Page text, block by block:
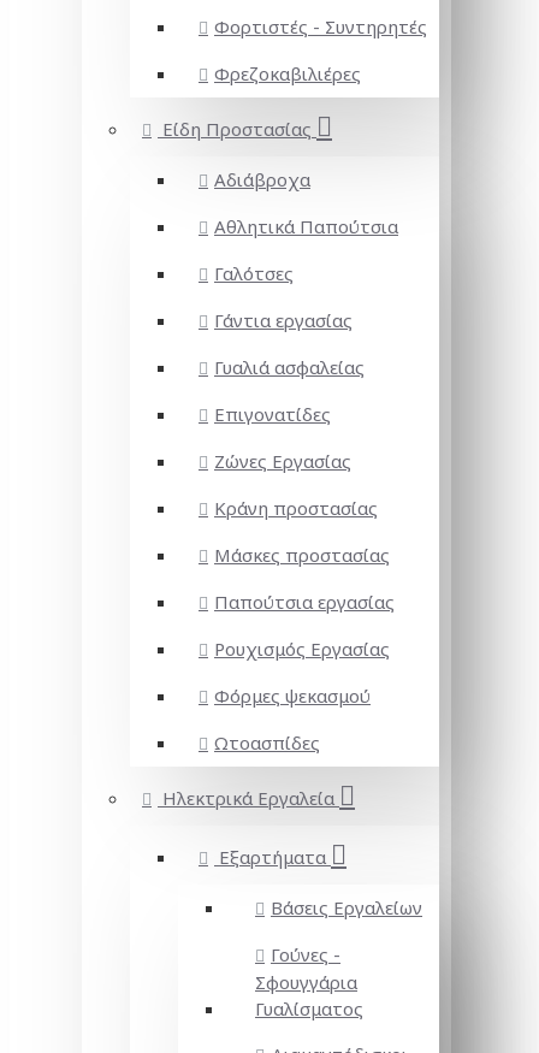
Φορτιστές - Συντηρητές
Φρεζοκαβιλιέρες
Είδη Προστασίας
Αδιάβροχα
Αθλητικά Παπούτσια
Γαλότσες
Γάντια εργασίας
Γυαλιά ασφαλείας
Επιγονατίδες
Ζώνες Εργασίας
Κράνη προστασίας
Μάσκες προστασίας
Παπούτσια εργασίας
Ρουχισμός Εργασίας
Φόρμες ψεκασμού
Ωτοασπίδες
Ηλεκτρικά Εργαλεία
Εξαρτήματα
Βάσεις Εργαλείων
Γούνες -
Σφουγγάρια
Γυαλίσματος